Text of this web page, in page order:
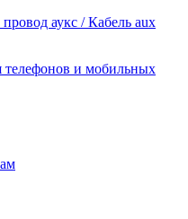
аукс / Кабель aux
телефонов и мобильных